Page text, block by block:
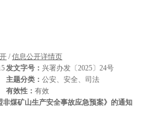
/信息公开详情页
发文字号： 兴署办发〔2025〕24号
主题分类： 公安、安全、司法
有效性： 有效
煤矿山生产安全事故应急预案》的通知